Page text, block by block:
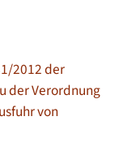
2012 der
der Verordnung
von